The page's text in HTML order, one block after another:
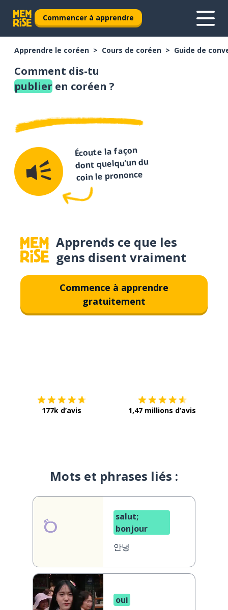
Commencer à apprendre
Apprendre le coréen Cours de coréen Guide de
Comment dis-tu
publier en coréen ?
Écoute la façon
dont quelqu’un du
coin le prononce
Apprends ce que les
gens disent vraiment
Commence à apprendre
gratuitement
177k d’avis 1,47 millions d’avis
Mots et phrases liés :
salut;
bonjour
안녕
oui